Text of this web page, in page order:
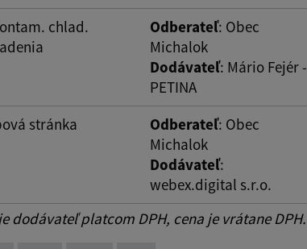
chlad.
Odberateľ: Obec
Michalok
Dodávateľ: Mário Fejér -
PETINA
stránka Odberateľ: Obec
Michalok
Dodávateľ:
webex.digital s.r.o.
dodávateľ platcom DPH, cena je vrátane DPH.